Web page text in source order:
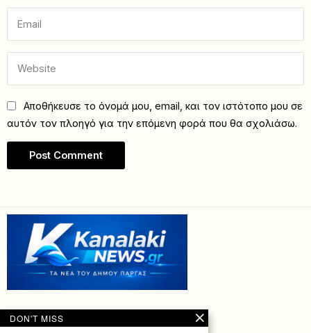
Αποθήκευσε το όνομά μου, email, και τον ιστότοπο μου σε
αυτόν τον πλοηγό για την επόμενη φορά που θα σχολιάσω.
DON'T MISS